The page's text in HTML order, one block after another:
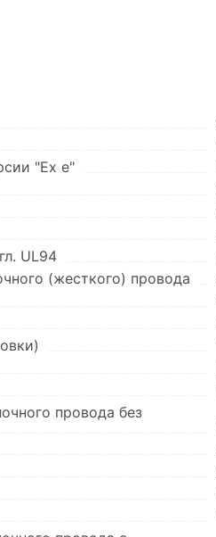
"Ex e"
UL94
(жесткого) провода
провода без